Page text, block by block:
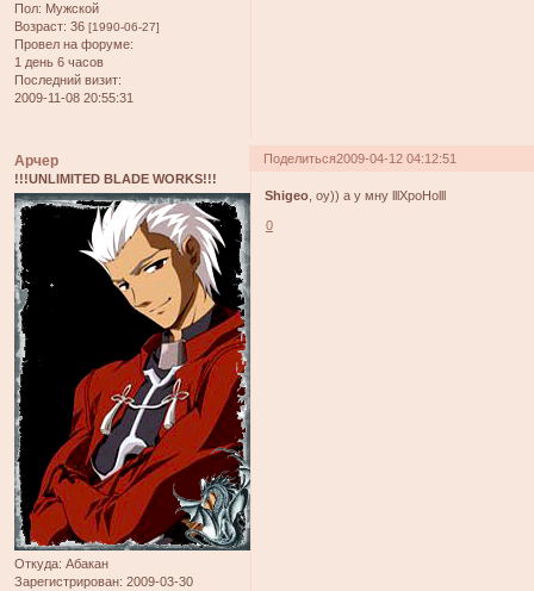
Пол: Мужской
Возраст: 36 [1990-06-27]
Провел на форуме:
1 день 6 часов
Последний визит:
2009-11-08 20:55:31
Поделиться2009-04-12 04:12:51
Арчер
!!!UNLIMITED BLADE WORKS!!!
Откуда: Абакан
Зарегистрирован: 2009-03-30
Shigeo , оу)) а у мну lllXpoHolll
0